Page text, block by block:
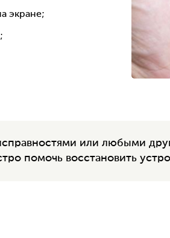
экране;
или любыми
помочь восстановить